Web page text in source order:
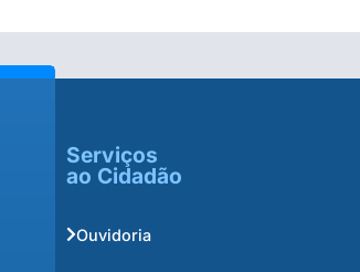
Serviços
ao Cidadão
Ouvidoria